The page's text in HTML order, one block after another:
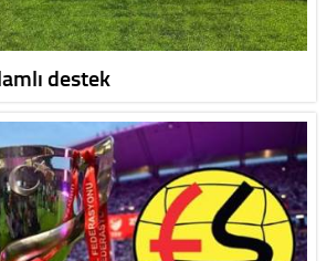
destek